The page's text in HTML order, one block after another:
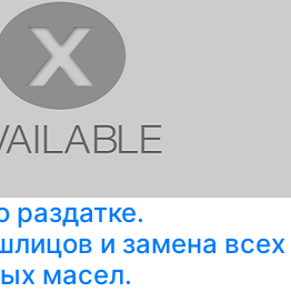
раздатке.
и замена всех
масел.